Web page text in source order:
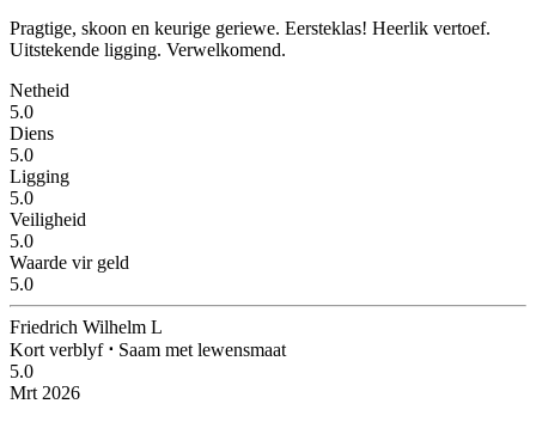
Pragtige, skoon en keurige geriewe. Eersteklas! Heerlik vertoef.
Uitstekende ligging. Verwelkomend.
Netheid
5.0
Diens
5.0
Ligging
5.0
Veiligheid
5.0
Waarde vir geld
5.0
Friedrich Wilhelm L
Kort verblyf ⋅ Saam met lewensmaat
5.0
Mrt 2026